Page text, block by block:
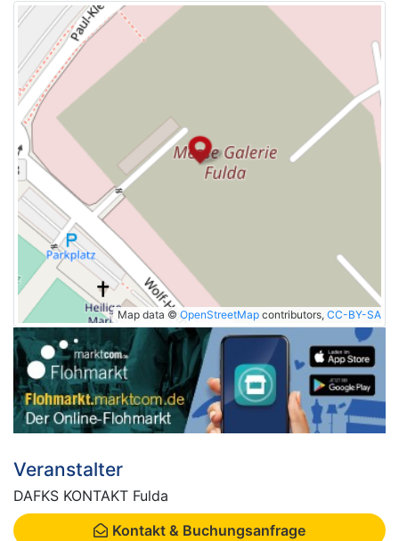
Map data © OpenStreetMap contributors, CC-BY-SA
Veranstalter
DAFKS KONTAKT Fulda
Kontakt & Buchungsanfrage